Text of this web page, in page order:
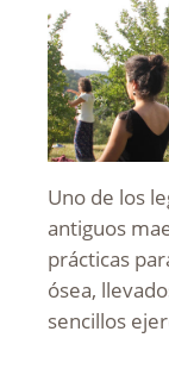
Uno de los
antiguos
prácticas
ósea,
sencillos